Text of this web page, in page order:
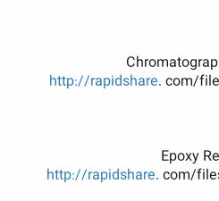
http://rapidshare. com/
http://rapidshare. com/